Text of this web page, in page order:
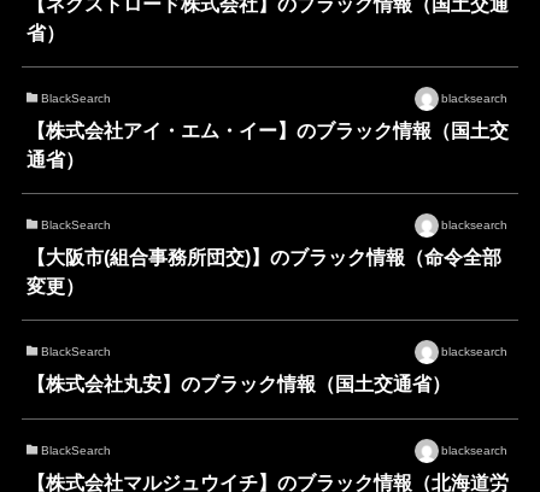
省）
BlackSearch blacksearch
【株式会社アイ・エム・イー】のブラック情報（国土交
通省）
BlackSearch blacksearch
【大阪市(組合事務所団交)】のブラック情報（命令全部
変更）
BlackSearch blacksearch
【株式会社丸安】のブラック情報（国土交通省）
BlackSearch blacksearch
【株式会社マルジュウイチ】のブラック情報（北海道労